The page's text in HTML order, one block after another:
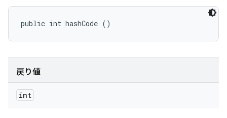
public int hashCode ()
戻り値
int